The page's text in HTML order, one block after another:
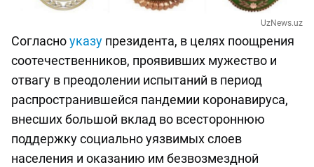
UzNews.uz
Согласноуказу президента, в целях поощрения
соотечественников, проявивших мужество и
отвагу в преодолении испытаний в период
распространившейся пандемии коронавируса,
внесших большой вклад во всестороннюю
поддержку социально уязвимых слоев
населения и оказанию им безвозмездной